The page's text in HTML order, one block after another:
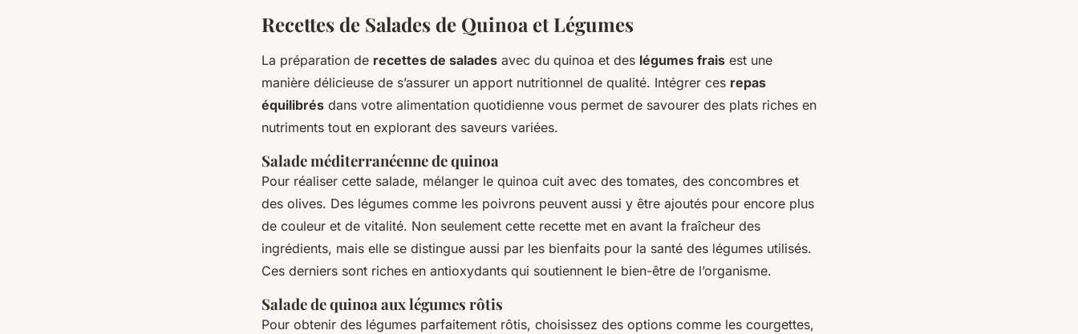
Recettes de Salades de Quinoa et Légumes
La préparation de recettes de salades avec du quinoa et des légumes frais est une
manière délicieuse de s’assurer un apport nutritionnel de qualité. Intégrer ces repas
équilibrés dans votre alimentation quotidienne vous permet de savourer des plats riches en
nutriments tout en explorant des saveurs variées.
Salade méditerranéenne de quinoa
Pour réaliser cette salade, mélanger le quinoa cuit avec des tomates, des concombres et
des olives. Des légumes comme les poivrons peuvent aussi y être ajoutés pour encore plus
de couleur et de vitalité. Non seulement cette recette met en avant la fraîcheur des
ingrédients, mais elle se distingue aussi par les bienfaits pour la santé des légumes utilisés.
Ces derniers sont riches en antioxydants qui soutiennent le bien-être de l’organisme.
Salade de quinoa aux légumes rôtis
Pour obtenir des légumes parfaitement rôtis, choisissez des options comme les courgettes,